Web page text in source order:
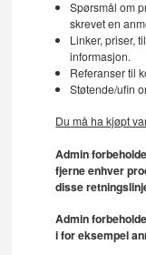
Spørsmål om
skrevet en
Linker, priser,
informasjon.
Referanser til
Støtende/ufin
Du må ha kjøpt
Admin
fjerne enhver
disse
Admin
i for eksempel